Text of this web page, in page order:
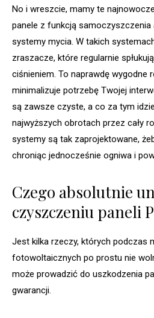
No i wreszcie, mamy te
panele z funkcją
systemy mycia. W takich
zraszacze, które regularnie
ciśnieniem. To naprawdę wygodne
minimalizuje potrzebę Twojej
są zawsze czyste, a co za tym
najwyższych obrotach przez cały
systemy są tak zaprojektowane,
chroniąc jednocześnie ogniwa i
Czego absolutnie
czyszczeniu paneli
Jest kilka rzeczy, których podczas
fotowoltaicznych po prostu nie
może prowadzić do uszkodzenia
gwarancji.